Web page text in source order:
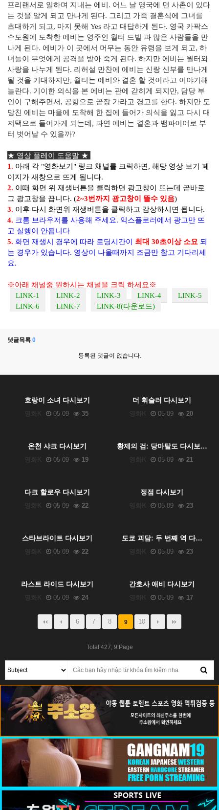
프리랜서로 일하며 지내는 에비. 어느 날 영국에 먼 사촌이 있다
는 것을 알게 되고 만나게 된다. 그리고 가족 결혼식에 그녀를
초대하게 되고, 마지 못해 Yes 라고 대답하게 된다. 영국 카팍스
수도원에 도착한 에비는 영주인 월터 드빌 과 많은 사람들을 만
나게 된다. 에비가 이 곳에서 머무는 동안 유령을 보게 되고, 하
녀들이 무엇에게 공격을 받아 죽게 된다. 하지만 에비는 월터와
사랑을 나누게 된다. 리허설 만찬에 에비는 신랑 신부를 만나게
될 것을 기대하지만, 월터는 에비와 결혼 할 것이라고 이야기해
놀란다. 기이한 의식을 본 에비는 관에 갇히게 되지만, 담당 부
인이 구해주면서, 공항으로 곧장 가라고 경고를 한다. 하지만 도
망친 에비는 마을에 도착해 한 집에 들어가 의식을 잃고 다시 대
저택으로 들어가게 되는데, 과연 에비는 결혼과 뱀파이어로 부
터 벗어날 수 있을까?
★ 영상 플레이 도움말 ★
1. 아래 각 "영화보기" 링크 채널를 크릭하면, 해당 영상 보기 페
이지가 새창으로 뜨게 됩니다.
2. 이때 화면 위 재생버튼을 클릭하면 광고창이 뜨는데 곧바로
그 광고창을 끕니다. (2~3번까지 광고창이 뜰수 있음)
3. 이후 다시 화면위 재생버튼을 클릭하고 감상하시면 됩니다.
4. 크롬 브라우저를 사용해 주세요. 익스플로러에서 광고만 뜨
고 실행이 안됩니다
5. 화면 재생시 경우에 따라 로딩시간이 최대 30초이상 소요 되
는 경우가 있습니다. 영상이 나올때까지 조금만 참고 기다리세
요.
※아래 채널중 원하시는 채널을 크릭 하세요 ※
LINK-1
LINK-2 LINK-3 LINK-4
LINK-5
LINK-6
LINK-7 LINK-8(다운로드)
댓글목록 0
등록된 댓글이 없습니다.
호랑이 소녀 다시보기
05-09 35
더 휘슬러 다시보기
05-09 20
온천 샤크 다시보기
05-09 19
황제의 검: 당마탈도 다시보…
05-09 21
다크 할로우 다시보기
05-09 22
정점 다시보기
05-09 23
스타브라이트 다시보기
05-09 22
도쿄 괴담: 두 번째 역 다…
05-09 23
라스트 라이드 다시보기
05-09 24
간호사 애비 다시보기
05-09 17
6 7 8 9 10
Total 427, 9 Page